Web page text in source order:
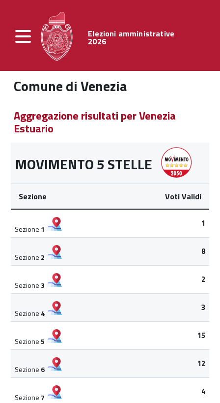
Elezioni amministrative
2026
Comune di Venezia
Aggregazione risultati per Venezia
Estuario
MOVIMENTO 5 STELLE
Sezione Voti Validi
Sezione 1
1
Sezione 2
8
Sezione 3
2
Sezione 4
3
Sezione5
15
Sezione 6
12
Sezione 7
4